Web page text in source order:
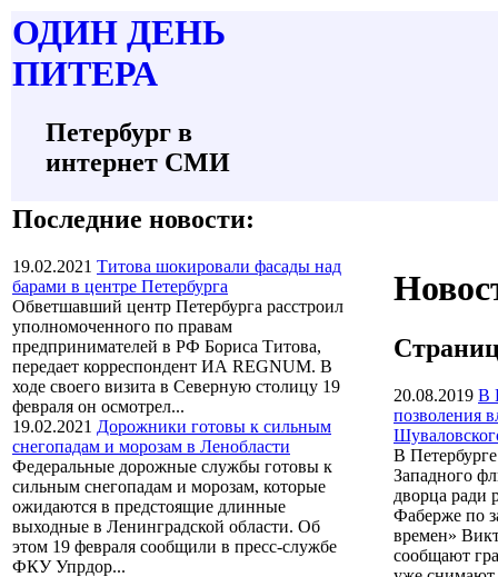
ОДИН ДЕНЬ
ПИТЕРА
Петербург в
интернет СМИ
Последние новости:
19.02.2021 Титова шокировали фасады над
барами в центре Петербурга
Обветшавший центр Петербурга расстроил
уполномоченного по правам
предпринимателей в РФ Бориса Титова,
передает корреспондент ИА REGNUM. В
ходе своего визита в Северную столицу 19
февраля он осмотрел...
19.02.2021 Дорожники готовы к сильным
снегопадам и морозам в Ленобласти
Федеральные дорожные службы готовы к
сильным снегопадам и морозам, которые
ожидаются в предстоящие длинные
выходные в Ленинградской области. Об
этом 19 февраля сообщили в пресс-службе
ФКУ Упрдор...
20.08.2019 В
позволения
В
Западного
дворца ради
Фаберже по
времен»
сообщают